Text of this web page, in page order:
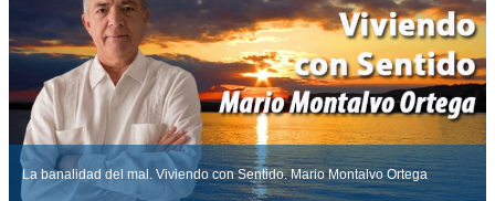
La banalidad del mal. Viviendo con Sentido. Mario Montalvo Ortega